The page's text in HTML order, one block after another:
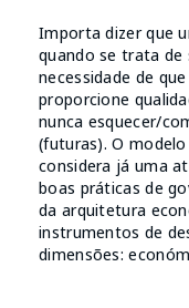
Importa dizer que
quando se trata de
necessidade de
proporcione
nunca esquecer/
(futuras). O
considera já uma
boas práticas de
da arquitetura
instrumentos de
dimensões: